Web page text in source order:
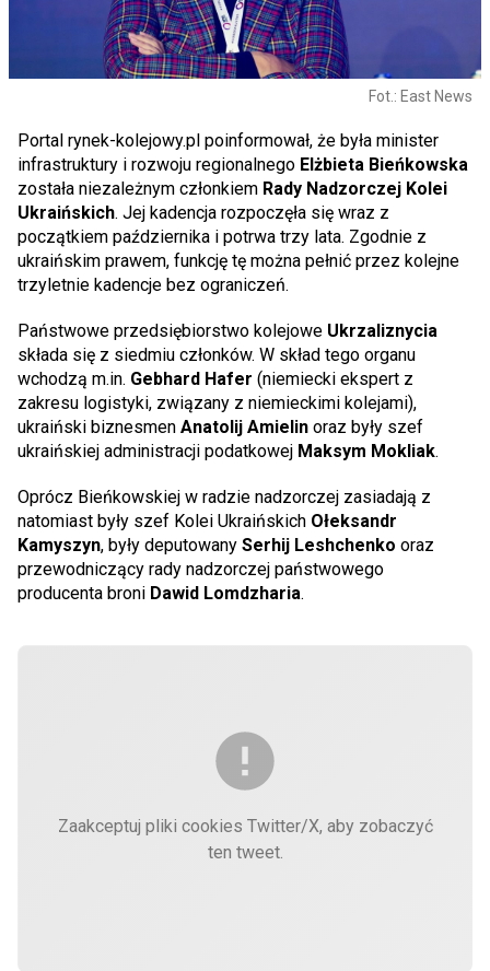
Fot.: East News
Portal rynek-kolejowy.pl poinformował, że była minister
infrastruktury i rozwoju regionalnego Elżbieta Bieńkowska
została niezależnym członkiem Rady Nadzorczej Kolei
Ukraińskich. Jej kadencja rozpoczęła się wraz z
początkiem października i potrwa trzy lata. Zgodnie z
ukraińskim prawem, funkcję tę można pełnić przez kolejne
trzyletnie kadencje bez ograniczeń.
Państwowe przedsiębiorstwo kolejowe Ukrzaliznycia
składa się z siedmiu członków. W skład tego organu
wchodzą m.in. Gebhard Hafer (niemiecki ekspert z
zakresu logistyki, związany z niemieckimi kolejami),
ukraiński biznesmen Anatolij Amielin oraz były szef
ukraińskiej administracji podatkowej Maksym Mokliak.
Oprócz Bieńkowskiej w radzie nadzorczej zasiadają z
natomiast były szef Kolei Ukraińskich Ołeksandr
Kamyszyn, były deputowany Serhij Leshchenko oraz
przewodniczący rady nadzorczej państwowego
producenta broni Dawid Lomdzharia.
Zaakceptuj pliki cookies Twitter/X, aby zobaczyć
ten tweet.